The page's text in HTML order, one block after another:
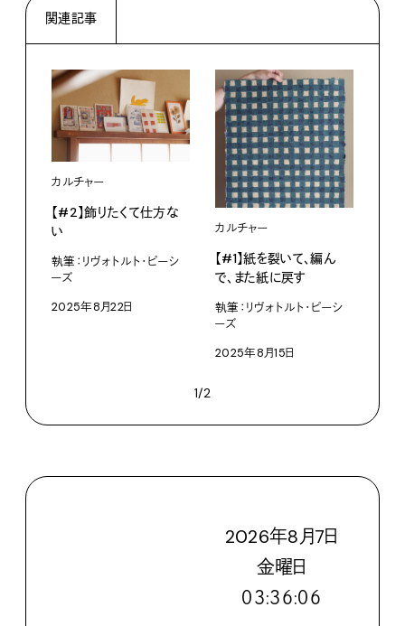
関連記事
カルチャー
【#2】飾りたくて仕方な
い
執筆：リヴォトルト・ピーシ
ーズ
2025年8月22日
カルチャー
【#1】紙を裂いて、編ん
で、また紙に戻す
執筆：リヴォトルト・ピーシ
ーズ
2025年8月15日
1/2
2026年8月7日
金曜日
０３:３６:０８